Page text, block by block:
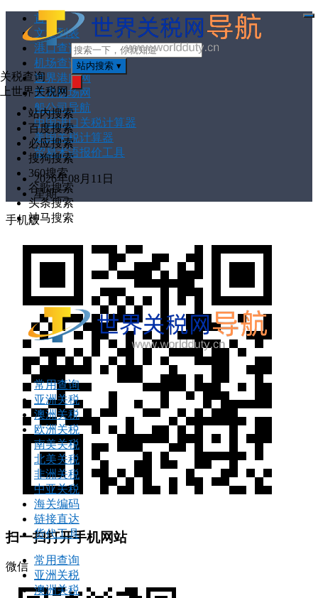
首页
文章列表
港口查询
机场查询
世界港口网
世界机场网
船公司导航
中国进口关税计算器
美国关税计算器
贸易术语报价工具
2026年08月11日
星期二
关税查询
上世界关税网
站内搜索 ▾
站内搜索
百度搜索
必应搜索
搜狗搜索
360搜索
谷歌搜索
头条搜索
神马搜索
搜
索
手机版
扫一扫打开手机网站
微信
打
常用查询
亚洲关税
澳洲关税
欧洲关税
南美关税
北美关税
非洲关税
中亚关税
海关编码
链接直达
货代工具
常用查询
亚洲关税
澳洲关税